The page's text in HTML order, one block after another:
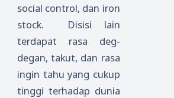
social control, dan iron
stock. Disisi lain
terdapat rasa deg-
degan, takut, dan rasa
ingin tahu yang cukup
tinggi terhadap dunia